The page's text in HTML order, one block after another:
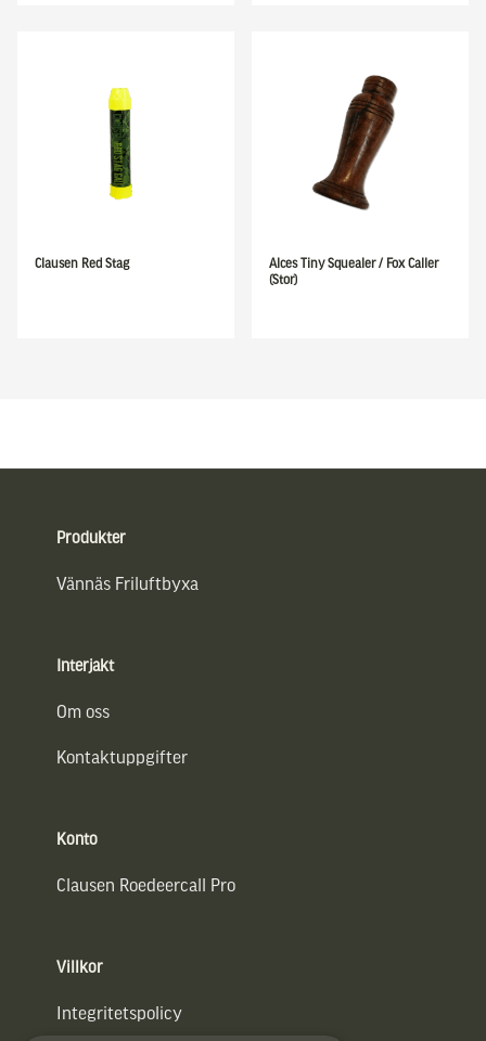
Clausen Red Stag
Alces Tiny Squealer / Fox Caller
(Stor)
Produkter
Vännäs Friluftbyxa
Interjakt
Om oss
Kontaktuppgifter
Konto
Clausen Roedeercall Pro
Villkor
Integritetspolicy